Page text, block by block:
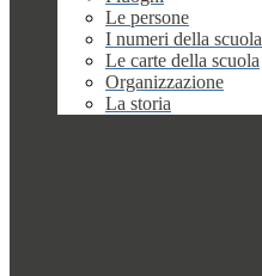
Le persone
I numeri della scuola
Le carte della scuola
Organizzazione
La storia